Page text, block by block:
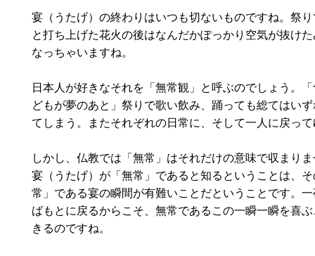
宴（うたげ）の終わりはいつも切ないものですね。祭
と打ち上げた花火の後はなんだかぽっかり空気が抜け
なっちゃいますね。
日本人が好きなそれを「無常観」と呼ぶのでしょう。
どもが夢のあと」祭りで歌い飲み、踊っても総てはい
てしまう。またそれぞれの日常に、そして一人に戻っ
しかし、仏教では「無常」はそれだけの意味で収まり
宴（うたげ）が「無常」であると知るということは、
常」である宴の瞬間が有難いことだということです。
ばもとに戻るからこそ、無常であるこの一瞬一瞬を喜
きるのですね。